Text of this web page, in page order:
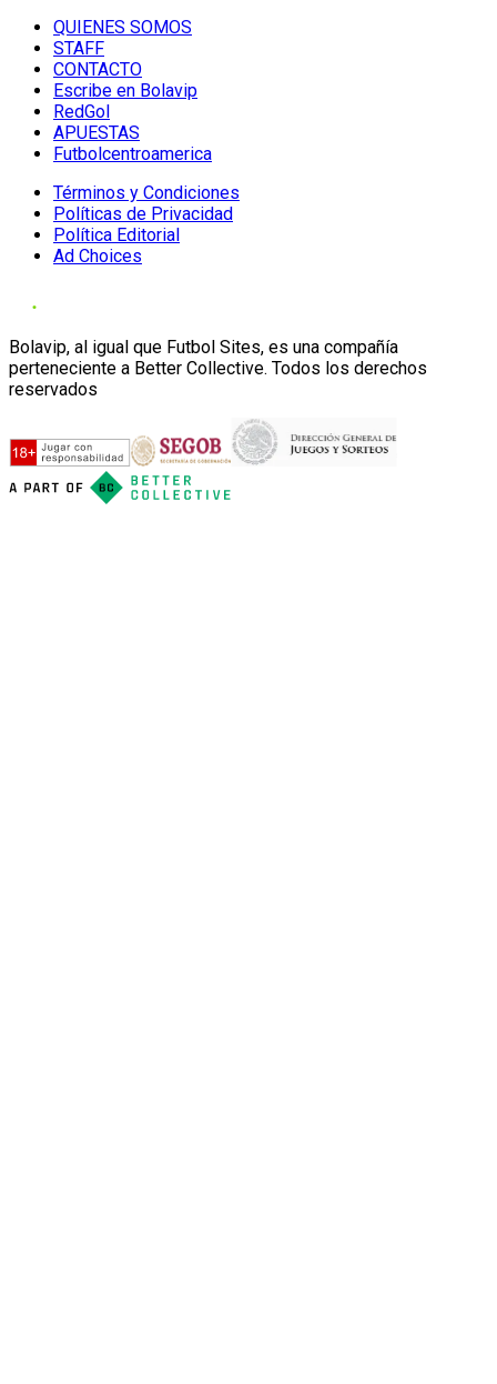
QUIENES SOMOS
STAFF
CONTACTO
Escribe en Bolavip
RedGol
APUESTAS
Futbolcentroamerica
Términos y Condiciones
Políticas de Privacidad
Política Editorial
Ad Choices
Bolavip, al igual que Futbol Sites, es una compañía
perteneciente a Better Collective. Todos los derechos
reservados